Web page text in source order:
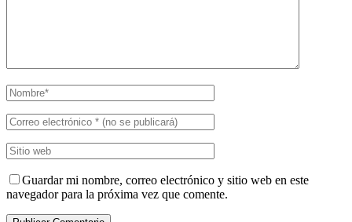
Guardar mi nombre, correo electrónico y sitio web en este
navegador para la próxima vez que comente.